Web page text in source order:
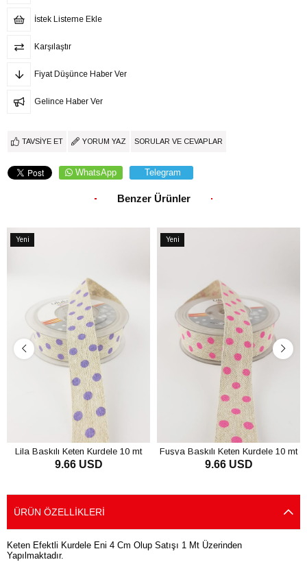
İstek Listeme Ekle
Karşılaştır
Fiyat Düşünce Haber Ver
Gelince Haber Ver
TAVSIYE ET YORUM YAZ SORULAR VE CEVAPLAR
WhatsApp Telegram
Benzer Ürünler
Yeni
Lila Baskılı Keten Kurdele 10 mt
9.66 USD
Yeni
Fuşya Baskılı Keten Kurdele 10 mt
9.66 USD
ÜRÜN ÖZELLIKLERI
Keten Efektli Kurdele Eni 4 Cm Olup Satışı 1 Mt Üzerinden
Yapılmaktadır.